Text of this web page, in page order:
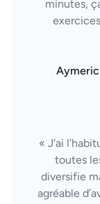
minutes,
Aymeric
« J’ai
toutes
diversifie
agréable